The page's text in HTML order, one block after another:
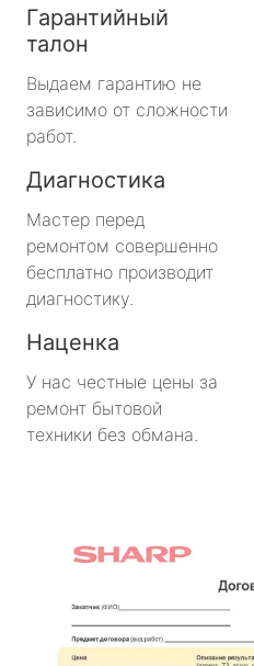
Гарантийный
талон
Выдаем гарантию не
зависимо от сложности
работ.
Диагностика
Мастер перед
ремонтом совершенно
бесплатно производит
диагностику.
Наценка
У нас честные цены за
ремонт бытовой
техники без обмана.